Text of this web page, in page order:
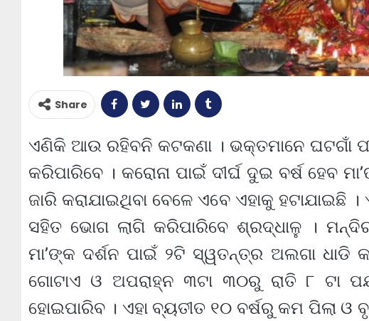
Share
ଏଣିକି ଆଉ ରହିବନି କଟକଣା । ଭକ୍ତମାନେ ଘଟଗାଁ
କରିପାରିବେ । କରୋନା ପାଇଁ ଦୀର୍ଘ ଦୁଇ ବର୍ଷ ହେବ
ଜାରି କରାଯାଇଥିବା ବେଳେ ଏବେ ଏହାକୁ ହଟାଯାଇଛି
ସହିତ ଭୋଗ ଲାଗି କରିପାରିବେ ଶ୍ରଦ୍ଧାଳୁ ।
ମା’ଙ୍କ ଦର୍ଶନ ପାଇଁ ୨ଟି ସ୍ୱତନ୍ତ୍ର ଅଲଗା ଧାଡି
ଗୋଟାଏ ଓ ଅପରାହ୍ନ ୩ଟା ୩୦ରୁ ରାତି ୮ ଟା
ହୋଇପାରିବ । ଏହା ବ୍ୟତୀତ ୧୦ ବର୍ଷରୁ କମ ପିଲା